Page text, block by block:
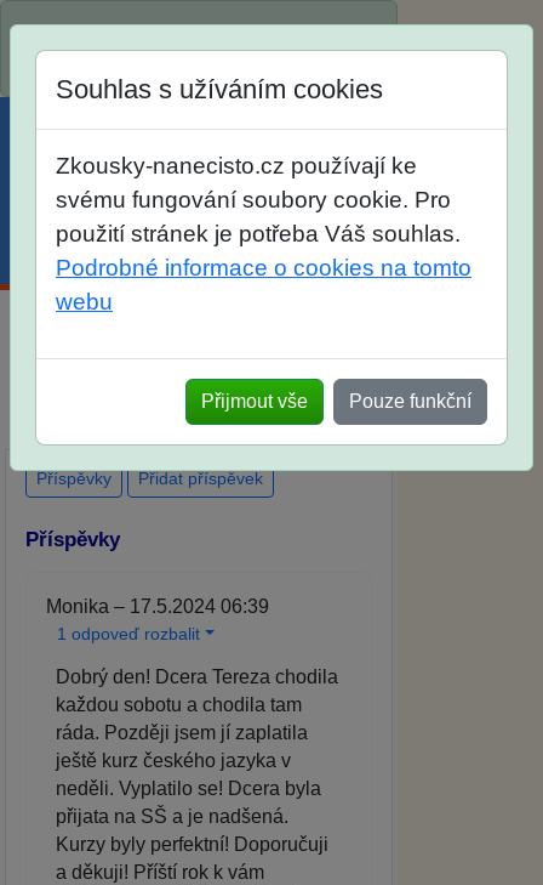
SŠ? Vaše ohlasy po skutečných
přijímacích zkouškách
Souhlas s užíváním cookies
Zkousky-nanecisto.cz používají ke
svému fungování soubory cookie. Pro
použití stránek je potřeba Váš souhlas.
Podrobné informace o cookies na tomto
webu
Přijmout vše Pouze funkční
Příspěvky Přidat příspěvek
Příspěvky
Monika – 17.5.2024 06:39
1 odpoveď rozbalit
Dobrý den! Dcera Tereza chodila
každou sobotu a chodila tam
ráda. Později jsem jí zaplatila
ještě kurz českého jazyka v
neděli. Vyplatilo se! Dcera byla
přijata na SŠ a je nadšená.
Kurzy byly perfektní! Doporučuji
a děkuji! Příští rok k vám